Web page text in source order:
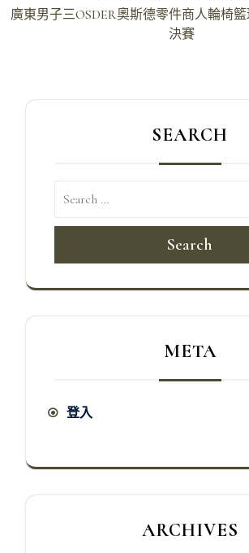
導
廣東男子三OSDER奧斯德零件商人輪椅
決賽
SEARCH
Search
META
登入
ARCHIVES